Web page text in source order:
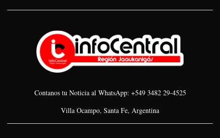
Contanos tu Noticia al WhatsApp: +549 3482 29-4525
Villa Ocampo, Santa Fe, Argentina